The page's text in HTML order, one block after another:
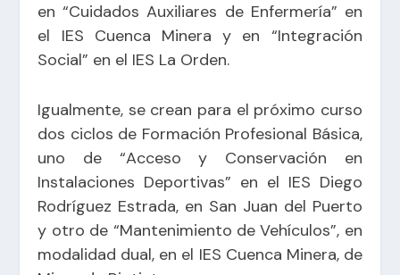
en “Cuidados Auxiliares de Enfermería” en
el IES Cuenca Minera y en “Integración
Social” en el IES La Orden.
Igualmente, se crean para el próximo curso
dos ciclos de Formación Profesional Básica,
uno de “Acceso y Conservación en
Instalaciones Deportivas” en el IES Diego
Rodríguez Estrada, en San Juan del Puerto
y otro de “Mantenimiento de Vehículos”, en
modalidad dual, en el IES Cuenca Minera, de